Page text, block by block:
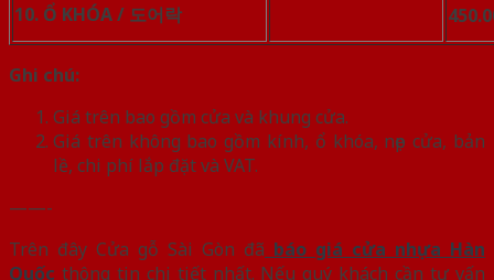
10. Ổ KHÓA / 도어락
Ghi chú:
Giá trên bao gồm cửa và khung cửa.
Giá trên không bao gồm kính, ổ khóa, nẹp cửa, bản
lề, chi phí lắp đặt và VAT.
——-
Trên đây Cửa gỗ Sài Gòn đã báo giá cửa nhựa Hàn
Quốc thông tin chi tiết nhất. Nếu quý khách cần tư vấn